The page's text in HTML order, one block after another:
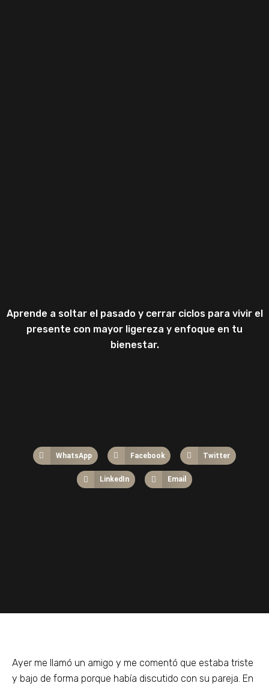
Aprende a soltar el pasado y cerrar ciclos para vivir el
presente con mayor ligereza y enfoque en tu
bienestar.
WhatsApp Facebook Twitter
LinkedIn Email
Ayer me llamó un amigo y me comentó que estaba triste
y bajo de forma porque había discutido con su pareja. En